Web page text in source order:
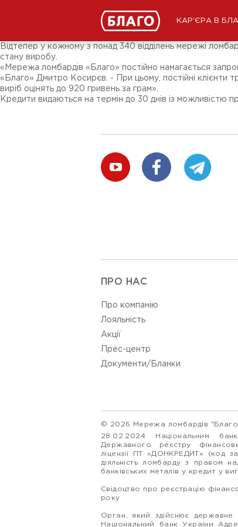
КАР'ЄРА В
Підписники соц-мереж
Відтепер у кожному з понад 340 відділень мережі
стану виробу.
«Мережа ломбардів «Благо» постійно намагається
«Благо» Дмитро Косирєв. - При цьому, постійні клієнти
виріб оцінять до 920 гривень за грам».
Кредити видаються на термін до 30 днів із можливістю
ПРО НАС
Про компанію
Лояльність
Акції
Прес-центр
Документи/Бланки
© 2026 Мережа ломбардів
28.02.2024 Національним
Державного реєстру
ліцензії ПТ «ДОНКРЕДИТ» (код
діяльність ломбарду з правом
банківських металів у кредит у
Свідоцтво про реєстрацію
року
Орган, який здійснює державне
Національний банк України